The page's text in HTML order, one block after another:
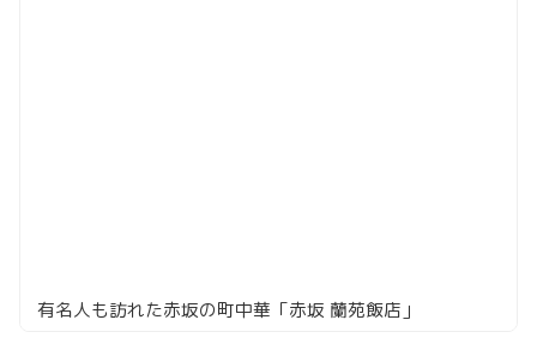
有名人も訪れた赤坂の町中華「赤坂 蘭苑飯店」